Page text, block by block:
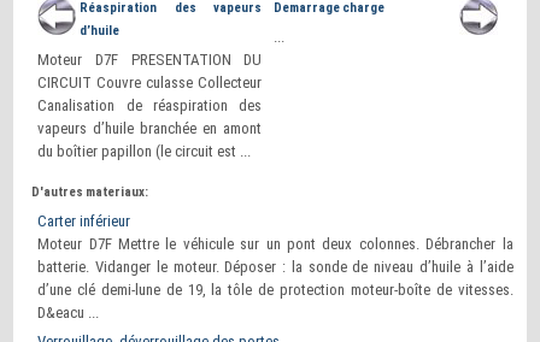
Réaspiration des vapeurs
d’huile
Moteur D7F PRESENTATION DU
CIRCUIT Couvre culasse Collecteur
Canalisation de réaspiration des
vapeurs d’huile branchée en amont
du boîtier papillon (le circuit est ...
Demarrage charge
...
D'autres materiaux:
Carter inférieur
Moteur D7F Mettre le véhicule sur un pont deux colonnes. Débrancher la
batterie. Vidanger le moteur. Déposer : la sonde de niveau d’huile à l’aide
d’une clé demi-lune de 19, la tôle de protection moteur-boîte de vitesses.
D&eacu ...